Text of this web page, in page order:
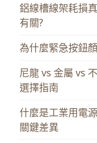
鋁線槽線架耗損
有關?
為什麼緊急按鈕
尼龍 vs 金屬 vs
選擇指南
什麼是工業用電
關鍵差異